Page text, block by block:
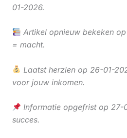
01-2026.
Artikel opnieuw bekeken
= macht.
Laatst herzien op 26-01-
voor jouw inkomen.
Informatie opgefrist op 27-
succes.